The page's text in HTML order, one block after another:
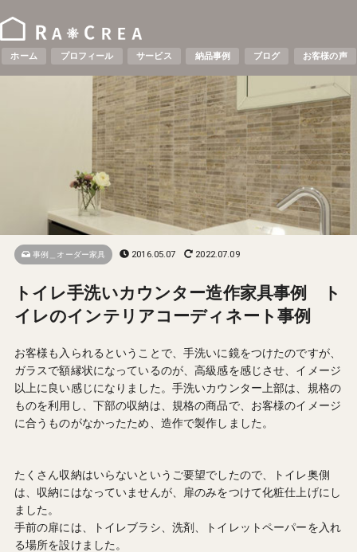
ホーム プロフィール サービス 納品事例 ブログ お客様の声
事例＿オーダー家具 2016.05.07 2022.07.09
トイレ手洗いカウンター造作家具事例 ト
イレのインテリアコーディネート事例
お客様も入られるということで、手洗いに鏡をつけたのですが、
ガラスで額縁状になっているのが、高級感を感じさせ、イメージ
以上に良い感じになりました。手洗いカウンター上部は、規格の
ものを利用し、下部の収納は、規格の商品で、お客様のイメージ
に合うものがなかったため、造作で製作しました。
たくさん収納はいらないというご要望でしたので、トイレ奥側
は、収納にはなっていませんが、扉のみをつけて化粧仕上げにし
ました。
手前の扉には、トイレブラシ、洗剤、トイレットペーパーを入れ
る場所を設けました。